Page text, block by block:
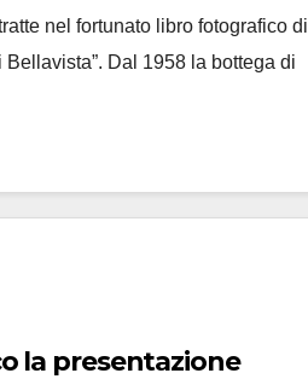
nel fortunato libro fotografico di
Dal 1958 la bottega di
la presentazione